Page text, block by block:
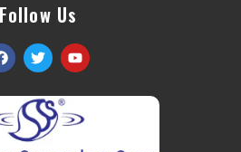
Follow Us